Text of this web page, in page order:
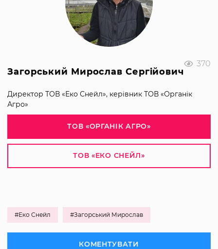
370
Загорський Мирослав Сергійович
Директор ТОВ «Еко Снейл», керівник ТОВ «Органік
Агро»
ТОВ «ОРГАНІК АГРО»
ТОВ «ЕКО СНЕЙЛ»
#Еко Снейл #Загорський Мирослав
КОМЕНТУВАТИ